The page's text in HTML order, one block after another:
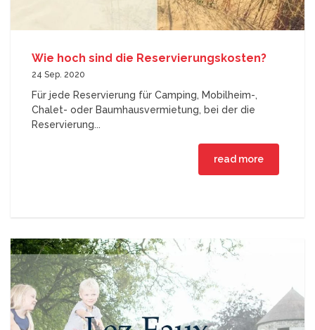
Wie hoch sind die Reservierungskosten?
24 Sep. 2020
Für jede Reservierung für Camping, Mobilheim-,
Chalet- oder Baumhausvermietung, bei der die
Reservierung...
read more